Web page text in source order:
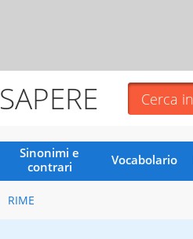
SAPERE
Sinonimi e
contrari
Vocabolario
RIME